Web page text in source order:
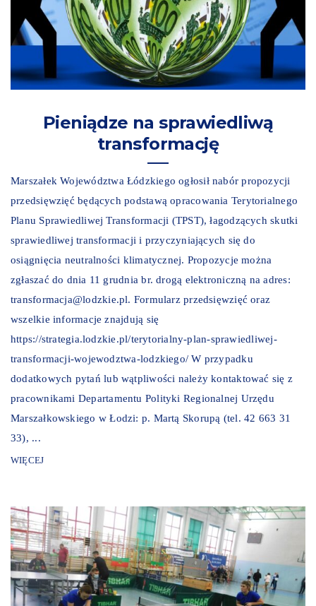
Pieniądze na sprawiedliwą
transformację
Marszałek Województwa Łódzkiego ogłosił nabór propozycji
przedsięwzięć będących podstawą opracowania Terytorialnego
Planu Sprawiedliwej Transformacji (TPST), łagodzących skutki
sprawiedliwej transformacji i przyczyniających się do
osiągnięcia neutralności klimatycznej. Propozycje można
zgłaszać do dnia 11 grudnia br. drogą elektroniczną na adres:
transformacja@lodzkie.pl. Formularz przedsięwzięć oraz
wszelkie informacje znajdują się
https://strategia.lodzkie.pl/terytorialny-plan-sprawiedliwej-
transformacji-wojewodztwa-lodzkiego/ W przypadku
dodatkowych pytań lub wątpliwości należy kontaktować się z
pracownikami Departamentu Polityki Regionalnej Urzędu
Marszałkowskiego w Łodzi: p. Martą Skorupą (tel. 42 663 31
33), ...
WIĘCEJ